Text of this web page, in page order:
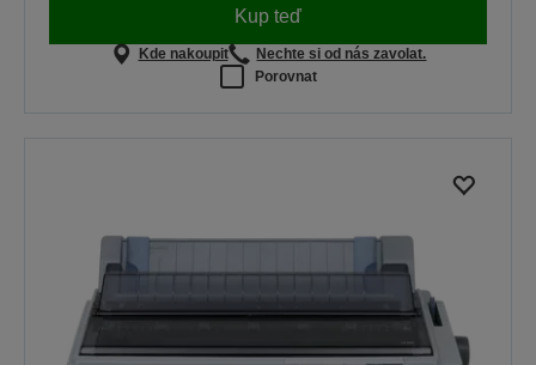
Kup teď
Kde nakoupit
Nechte si od nás zavolat.
Porovnat